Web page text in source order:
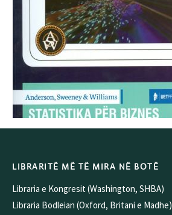
LIBRARITË MË TË MIRA NË BOTË
Libraria e Kongresit (Washington, SHBA)
Libraria Bodleian (Oxford, Britani e Madhe)